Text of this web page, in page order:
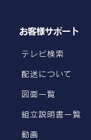
お客様サポート
テレビ検索
配送について
図面一覧
組立説明書一覧
動画